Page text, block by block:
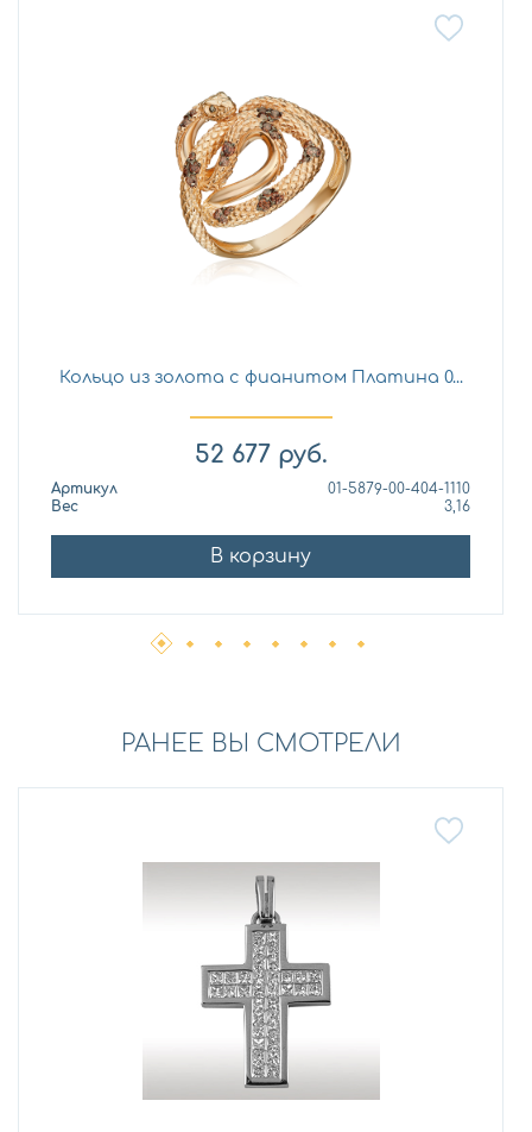
Кольцо из золота с фианитом Платина 0...
52 677 руб.
Артикул
01-5879-00-404-1110
Вес
3,16
В корзину
РАНЕЕ ВЫ СМОТРЕЛИ